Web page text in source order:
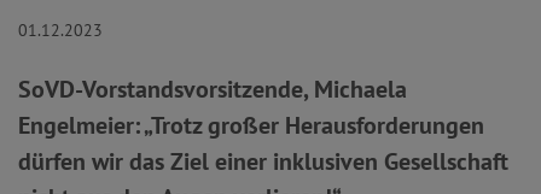
01.12.2023
SoVD-Vorstandsvorsitzende, Michaela
Engelmeier: „Trotz großer Herausforderungen
dürfen wir das Ziel einer inklusiven Gesellschaft